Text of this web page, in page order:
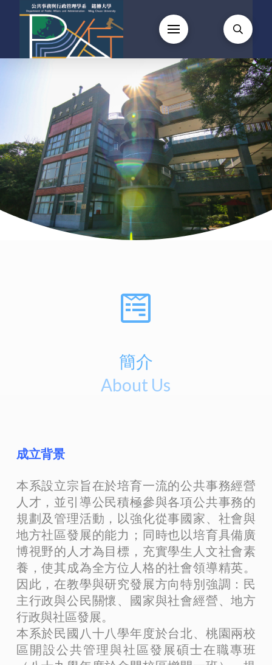
簡介
About Us
成立背景
本系設立宗旨在於培育一流的公共事務經營
人才，並引導公民積極參與各項公共事務的
規劃及管理活動，以強化從事國家、社會與
地方社區發展的能力；同時也以培育具備廣
博視野的人才為目標，充實學生人文社會素
養，使其成為全方位人格的社會領導精英。
因此，在教學與研究發展方向特別強調：民
主行政與公民關懷、國家與社會經營、地方
行政與社區發展。
本系於民國八十八學年度於台北、桃園兩校
區開設公共管理與社區發展碩士在職專班